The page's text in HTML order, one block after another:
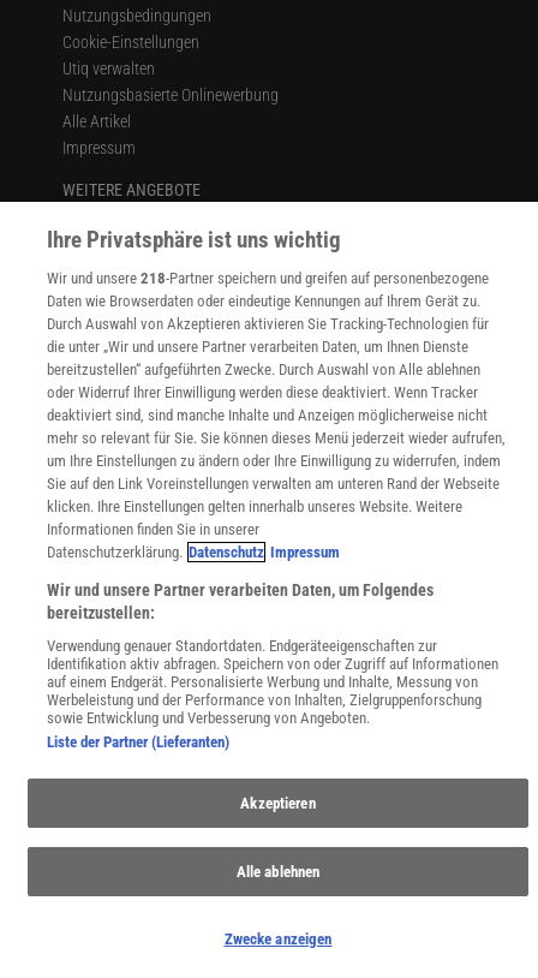
Nutzungsbedingungen
Cookie-Einstellungen
Utiq verwalten
Nutzungsbasierte Onlinewerbung
Alle Artikel
Impressum
WEITERE ANGEBOTE
Angebote für Institutionen
Lexika
Für Spektrum schreiben
Zugänglichkeitserklärung
WEBSEITEN
KielSCN
Wissenschaft in die Schulen
SciLogs
Uns finden Sie auch hier:
Ihre Privatsphäre ist uns wichtig
Wir und unsere218-Partner speichern und greifen auf personenbezogene
Daten wie Browserdaten oder eindeutige Kennungen auf Ihrem Gerät zu.
Durch Auswahl von Akzeptieren aktivieren Sie Tracking-Technologien für
die unter „Wir und unsere Partner verarbeiten Daten, um Ihnen Dienste
bereitzustellen“ aufgeführten Zwecke. Durch Auswahl von Alle ablehnen
oder Widerruf Ihrer Einwilligung werden diese deaktiviert. Wenn Tracker
deaktiviert sind, sind manche Inhalte und Anzeigen möglicherweise nicht
mehr so relevant für Sie. Sie können dieses Menü jederzeit wieder aufrufen,
um Ihre Einstellungen zu ändern oder Ihre Einwilligung zu widerrufen, indem
Sie auf den Link Voreinstellungen verwalten am unteren Rand der Webseite
klicken. Ihre Einstellungen gelten innerhalb unseres Website. Weitere
Informationen finden Sie in unserer
Datenschutzerklärung. Datenschutz Impressum
Wir und unsere Partner verarbeiten Daten, um Folgendes
bereitzustellen:
Verwendung genauer Standortdaten. Endgeräteeigenschaften zur
Identifikation aktiv abfragen. Speichern von oder Zugriff auf Informationen
auf einem Endgerät. Personalisierte Werbung und Inhalte, Messung von
Werbeleistung und der Performance von Inhalten, Zielgruppenforschung
sowie Entwicklung und Verbesserung von Angeboten.
Liste der Partner (Lieferanten)
Akzeptieren
Alle ablehnen
Zwecke anzeigen